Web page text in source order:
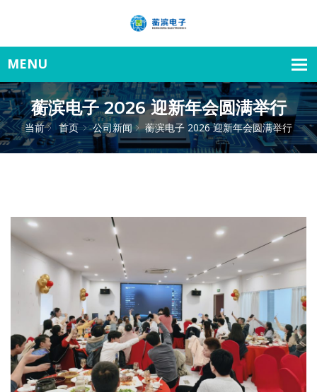
蘅滨电子 2026 迎新年会圆满举行
当前 首页 公司新闻 蘅滨电子 2026 迎新年会圆满举行